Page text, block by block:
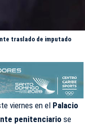
traslado de imputado
viernes en el Palacio
penitenciariose